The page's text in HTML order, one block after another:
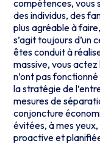
compétences, vous
des individus, des
plus agréable à
s’agit toujours d’un
êtes conduit à
massive, vous
n’ont pas
la stratégie de
mesures de
conjoncture
évitées, à mes
proactive et